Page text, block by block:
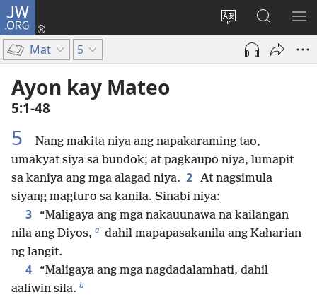
JW.ORG
Baguhin
ang
wika
Mag-
log
sa
JW.ORG
Mat 5
Ayon kay Mateo
5:1-48
5
Nang makita niya ang napakaraming tao,
umakyat siya sa bundok; at pagkaupo niya, lumapit
sa kaniya ang mga alagad niya. 2 At nagsimula
siyang magturo sa kanila. Sinabi niya:
3
“Maligaya ang mga nakauunawa na kailangan
nila ang Diyos, a dahil mapapasakanila ang Kaharian
ng langit.
4
“Maligaya ang mga nagdadalamhati, dahil
aaliwin sila. b